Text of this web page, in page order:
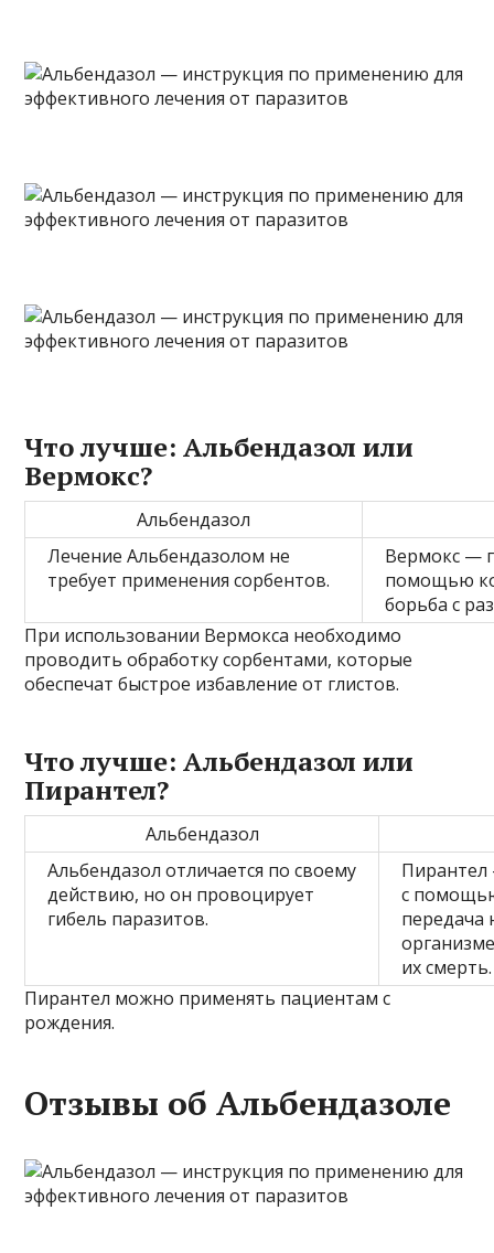
Что лучше: Альбендазол или
Вермокс?
Альбендазол
Лечение Альбендазолом не
требует применения сорбентов.
Вермокс —
помощью
борьба с
При использовании Вермокса необходимо
проводить обработку сорбентами, которые
обеспечат быстрое избавление от глистов.
Что лучше: Альбендазол или
Пирантел?
Альбендазол
Альбендазол отличается по своему
действию, но он провоцирует
гибель паразитов.
Пирантел
с
передача
их смерть.
Пирантел можно применять пациентам с
рождения.
Отзывы об Альбендазоле